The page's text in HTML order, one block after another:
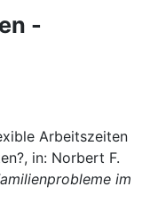
-
Arbeitszeiten
in: Norbert F.
im